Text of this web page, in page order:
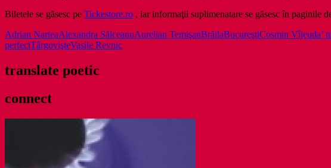
Biletele se găsesc pe Tickestore.ro , iar informaţii suplimenatare se găsesc în paginile
Adrian NarteaAlexandra SălceanuAurelian TemişanBrăilaBucureştiCosmin Vîjeuda’
perfectTârgovişteVasile Revnic
translate poetic
connect